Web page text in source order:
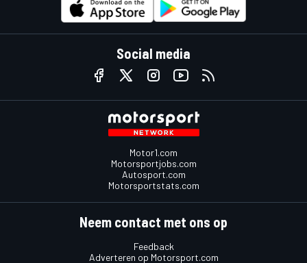
Social media
Motor1.com
Motorsportjobs.com
Autosport.com
Motorsportstats.com
Neem contact met ons op
Feedback
Adverteren op Motorsport.com